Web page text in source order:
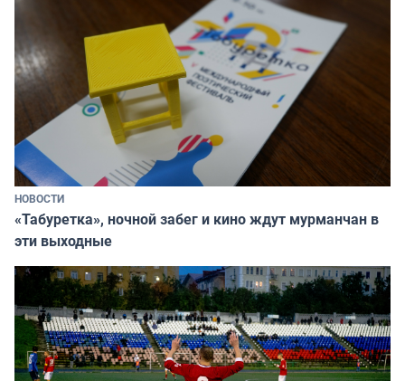
НОВОСТИ
«Табуретка», ночной забег и кино ждут мурманчан в
эти выходные